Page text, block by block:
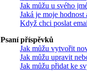
Jak můžu u svého
Jaká je moje
Když chci poslat
Psaní příspěvků
Jak můžu vytvořit
Jak můžu upravit
Jak můžu přidat ke